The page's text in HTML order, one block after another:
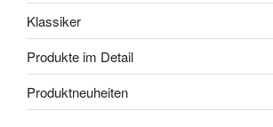
Klassiker
Produkte im Detail
Produktneuheiten